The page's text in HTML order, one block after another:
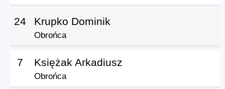
24 Krupko Dominik
Obrońca
7 Księżak Arkadiusz
Obrońca